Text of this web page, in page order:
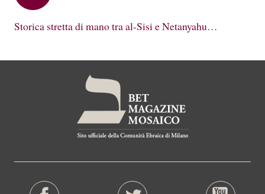
Storica stretta di mano tra al-Sisi e Netanyahu…